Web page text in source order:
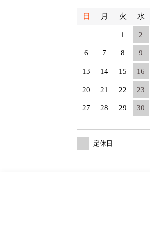
日 月 火 水
1 2
6 7 8 9
13 14 15 16
20 21 22 23
27 28 29 30
定休日